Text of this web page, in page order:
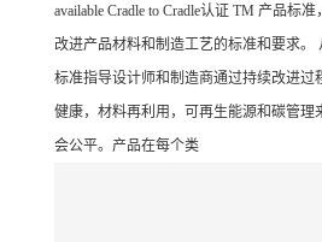
available Cradle to Cradle认证 TM 产品标
改进产品材料和制造工艺的标准和要求。
标准指导设计师和制造商通过持续改进过
健康，材料再利用，可再生能源和碳管理
会公平。产品在每个类